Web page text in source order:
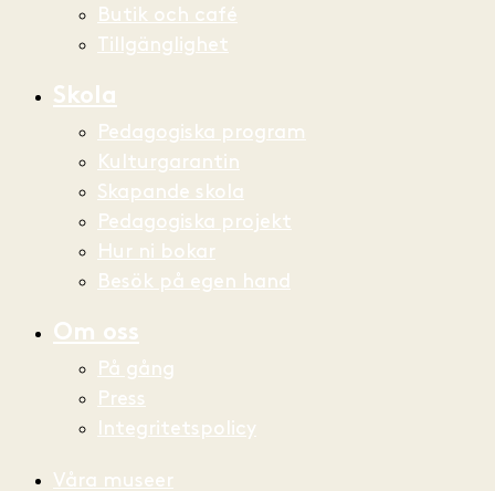
Butik och café
Tillgänglighet
Skola
Pedagogiska program
Kulturgarantin
Skapande skola
Pedagogiska projekt
Hur ni bokar
Besök på egen hand
Om oss
På gång
Press
Integritetspolicy
Våra museer